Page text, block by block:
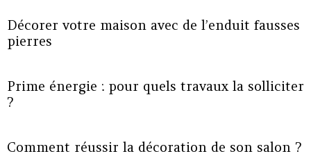
Décorer votre maison avec de l’enduit fausses
pierres
Prime énergie : pour quels travaux la solliciter
?
Comment réussir la décoration de son salon ?